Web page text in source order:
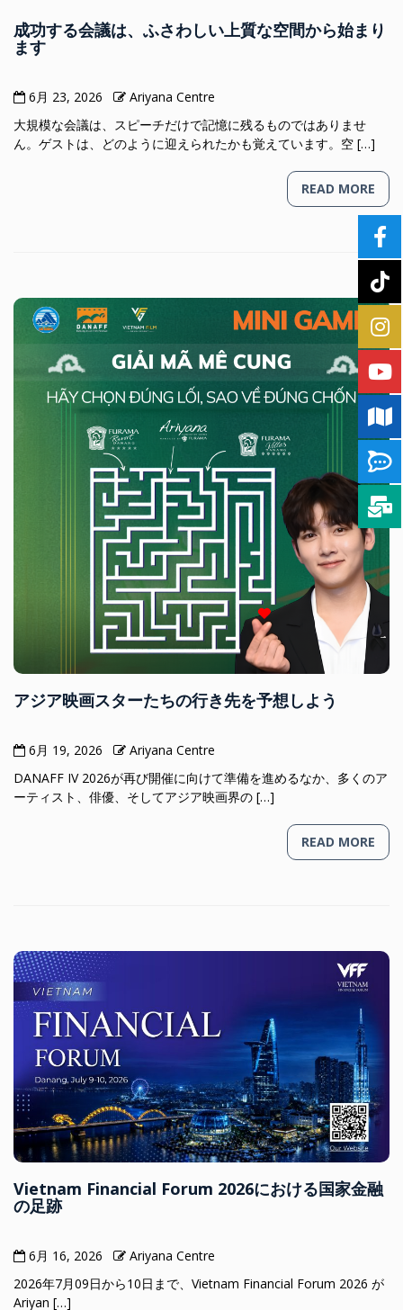
成功する会議は、ふさわしい上質な空間から始まり
ます
6月 23, 2026
Ariyana Centre
大規模な会議は、スピーチだけで記憶に残るものではありませ
ん。ゲストは、どのように迎えられたかも覚えています。空 […]
READ MORE
アジア映画スターたちの行き先を予想しよう
6月 19, 2026
Ariyana Centre
DANAFF IV 2026が再び開催に向けて準備を進めるなか、多くのア
ーティスト、俳優、そしてアジア映画界の […]
READ MORE
Vietnam Financial Forum 2026における国家金融
の足跡
6月 16, 2026
Ariyana Centre
2026年7月09日から10日まで、Vietnam Financial Forum 2026 が
Ariyan […]